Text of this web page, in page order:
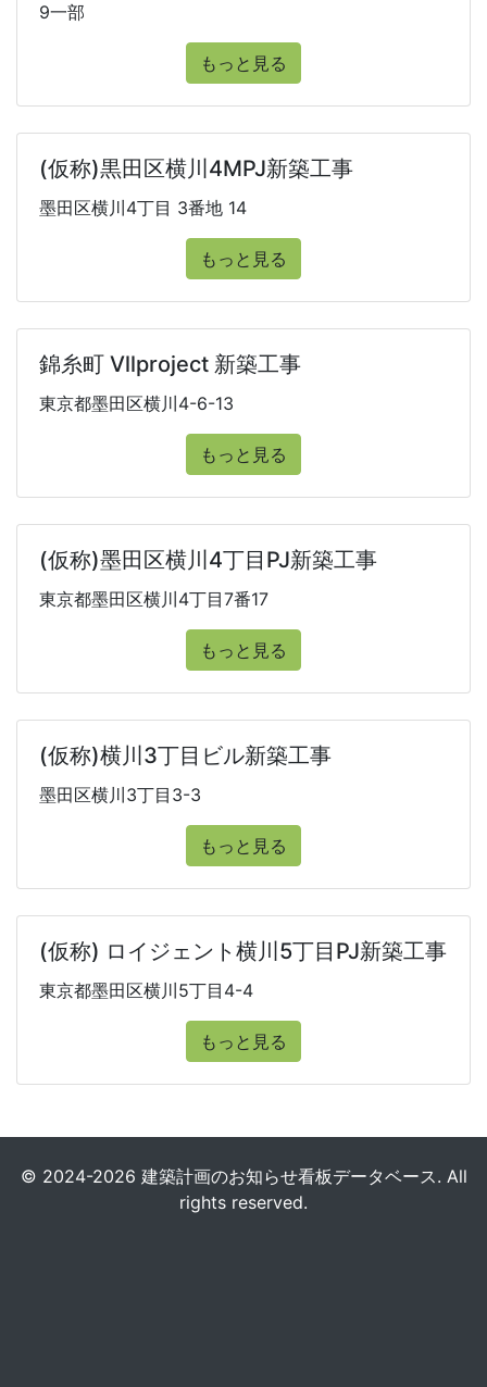
9一部
もっと見る
(仮称)黒田区横川4MPJ新築工事
墨田区横川4丁目 3番地 14
もっと見る
錦糸町 Vllproject 新築工事
東京都墨田区横川4-6-13
もっと見る
(仮称)墨田区横川4丁目PJ新築工事
東京都墨田区横川4丁目7番17
もっと見る
(仮称)横川3丁目ビル新築工事
墨田区横川3丁目3-3
もっと見る
(仮称) ロイジェント横川5丁目PJ新築工事
東京都墨田区横川5丁目4-4
もっと見る
© 2024-2026 建築計画のお知らせ看板データベース. All
rights reserved.